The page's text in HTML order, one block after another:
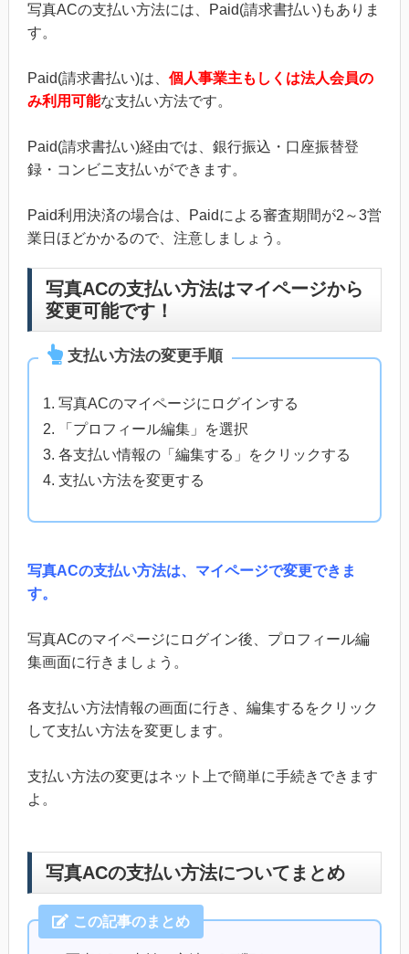
写真ACの支払い方法には、Paid(請求書払い)もありま
す。
Paid(請求書払い)は、 個人事業主もしくは法人会員の
み利用可能な支払い方法です。
Paid(請求書払い)経由では、銀行振込・口座振替登
録・コンビニ支払いができます。
Paid利用決済の場合は、Paidによる審査期間が2～3営
業日ほどかかるので、注意しましょう。
写真ACの支払い方法はマイページから
変更可能です！
支払い方法の変更手順
写真ACのマイページにログインする
「プロフィール編集」を選択
各支払い情報の「編集する」をクリックする
支払い方法を変更する
写真ACの支払い方法は、マイページで変更できま
す。
写真ACのマイページにログイン後、プロフィール編
集画面に行きましょう。
各支払い方法情報の画面に行き、編集するをクリック
して支払い方法を変更します。
支払い方法の変更はネット上で簡単に手続きできます
よ。
写真ACの支払い方法についてまとめ
この記事のまとめ